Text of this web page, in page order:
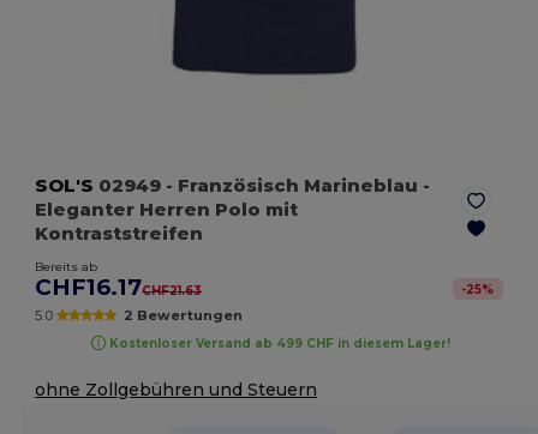
SOL'S 02949 - Französisch Marineblau -
Eleganter Herren Polo mit
Kontraststreifen
Bereits ab
CHF16.17CHF21.63 -25%
5.0 2 Bewertungen
Kostenloser Versand ab 499 CHF in diesem Lager!
ohne Zollgebühren und Steuern